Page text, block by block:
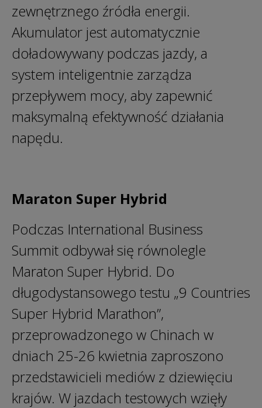
zewnętrznego źródła energii.
Akumulator jest automatycznie
doładowywany podczas jazdy, a
system inteligentnie zarządza
przepływem mocy, aby zapewnić
maksymalną efektywność działania
napędu.
Maraton Super Hybrid
Podczas International Business
Summit odbywał się równolegle
Maraton Super Hybrid. Do
długodystansowego testu „9 Countries
Super Hybrid Marathon”,
przeprowadzonego w Chinach w
dniach 25-26 kwietnia zaproszono
przedstawicieli mediów z dziewięciu
krajów. W jazdach testowych wzięły